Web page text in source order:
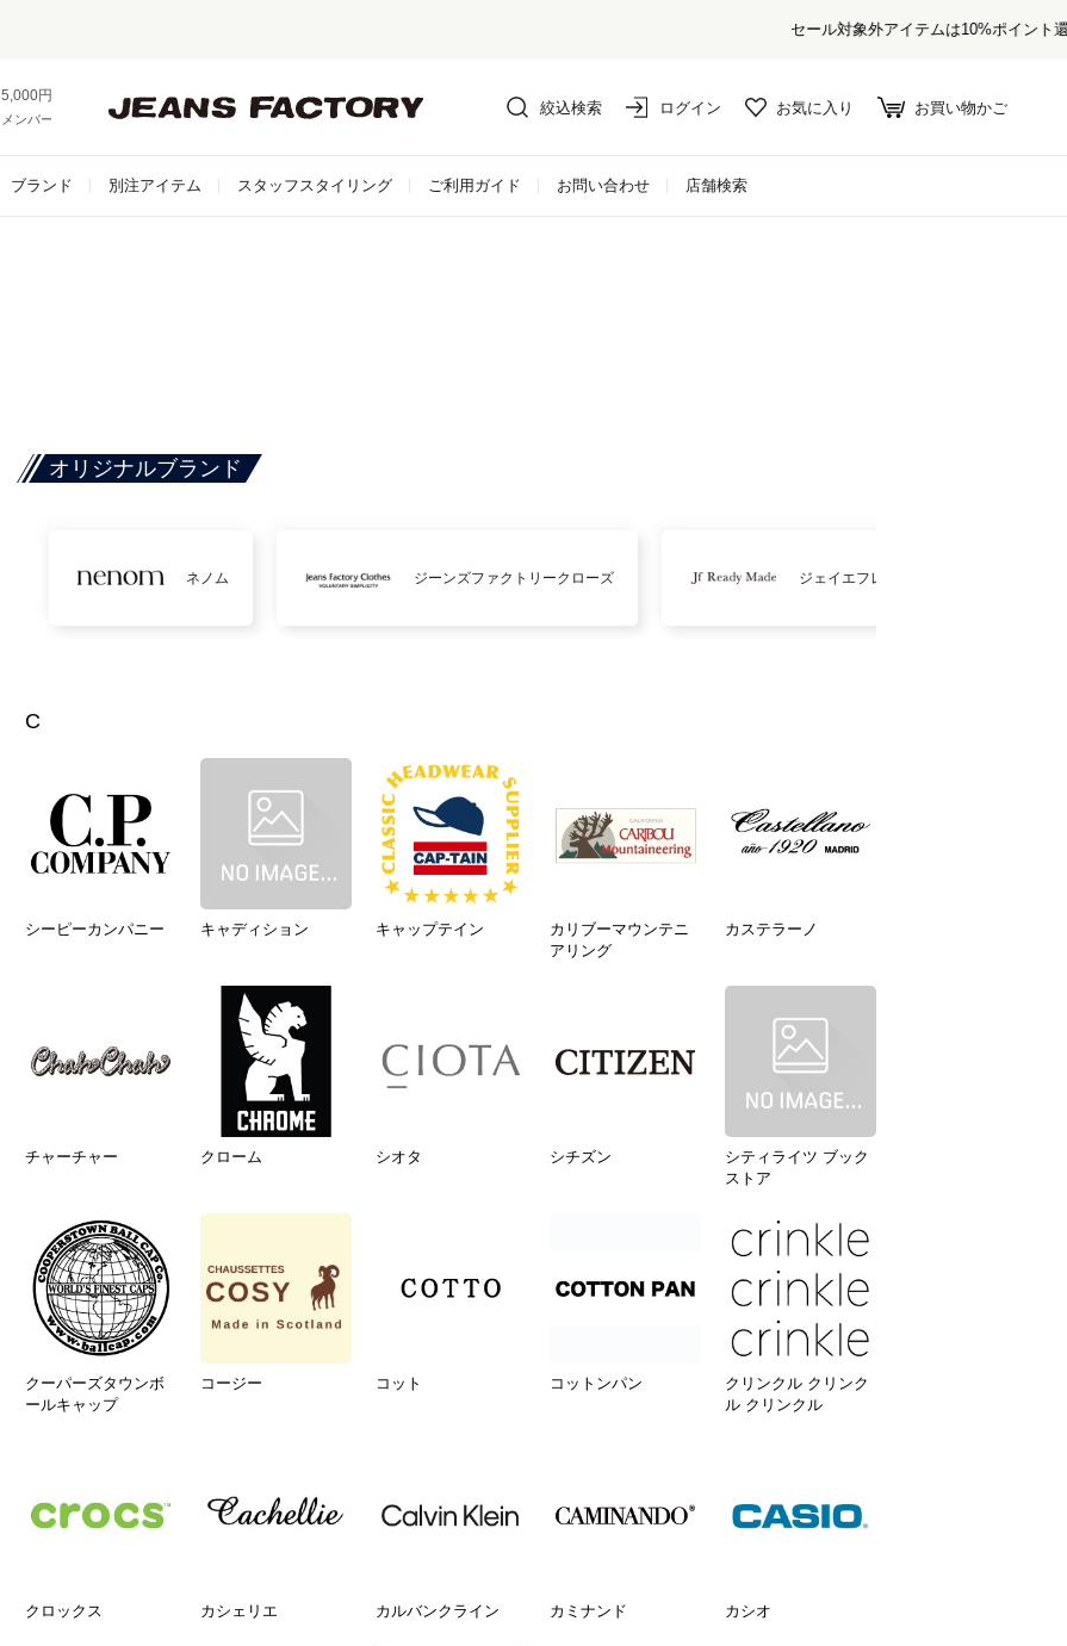
5,000円以上お買い上げで送料無料！
メンバー登録でお得な情報をゲット。さらに詳しく
絞込検索 ログイン お気に入り お買い物かご
ブランド 別注アイテム スタッフスタイリング ご利用ガイド お問い合わせ 店舗検索
オリジナルブランド
ネノム ジーンズファクトリークローズ ジェイエフレディメイド
C
シーピーカンパニー キャディション キャップテイン
カリブーマウンテニ
アリング
カステラーノ
チャーチャー クローム シオタ シチズン
シティライツ ブック
ストア
クーパーズタウンボ
ールキャップ
コージー コット コットンパン
クリンクル クリンク
ル クリンクル
クロックス カシェリエ カルバンクライン カミナンド カシオ